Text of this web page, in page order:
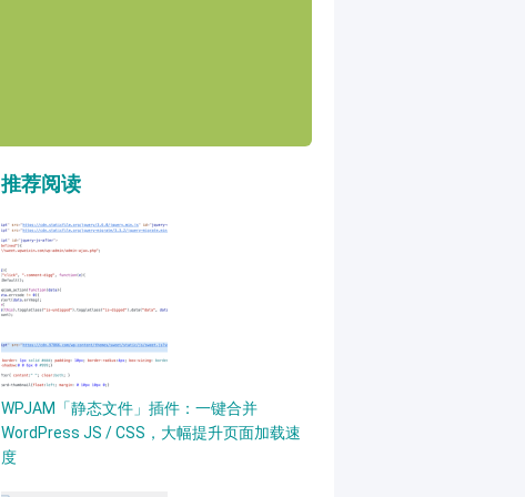
推荐阅读
WPJAM「静态文件」插件：一键合并
WordPress JS / CSS，大幅提升页面加载速
度